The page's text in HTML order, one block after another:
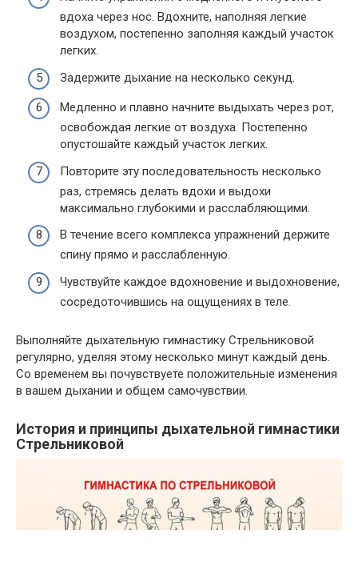
вдоха через нос. Вдохните, наполняя легкие
воздухом, постепенно заполняя каждый участок
легких.
Задержите дыхание на несколько секунд.
Медленно и плавно начните выдыхать через рот,
освобождая легкие от воздуха. Постепенно
опустошайте каждый участок легких.
Повторите эту последовательность несколько
раз, стремясь делать вдохи и выдохи
максимально глубокими и расслабляющими.
В течение всего комплекса упражнений держите
спину прямо и расслабленную.
Чувствуйте каждое вдохновение и выдохновение,
сосредоточившись на ощущениях в теле.
Выполняйте дыхательную гимнастику Стрельниковой
регулярно, уделяя этому несколько минут каждый день.
Со временем вы почувствуете положительные изменения
в вашем дыхании и общем самочувствии.
История и принципы дыхательной гимнастики
Стрельниковой